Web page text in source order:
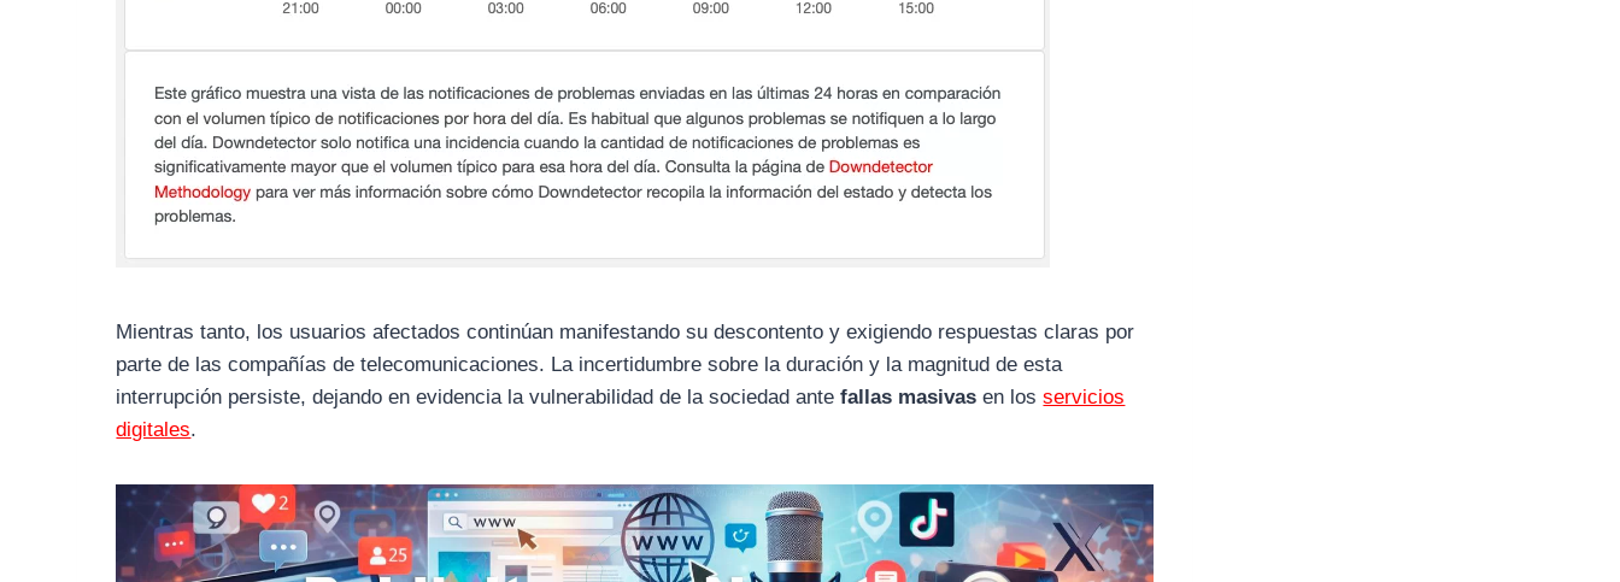
Mientras tanto, los usuarios afectados continúan manifestando su descontento y exigiendo respuestas claras por
parte de las compañías de telecomunicaciones. La incertidumbre sobre la duración y la magnitud de esta
interrupción persiste, dejando en evidencia la vulnerabilidad de la sociedad antefallas masivas en losservicios
digitales.